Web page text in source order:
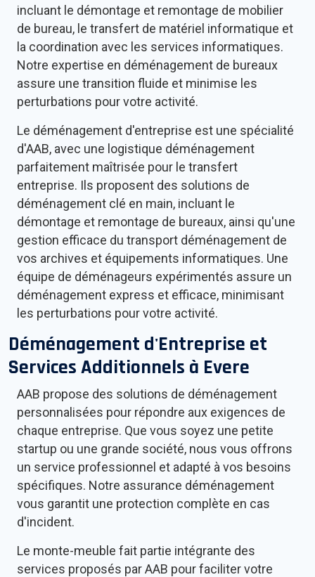
incluant le démontage et remontage de mobilier
de bureau, le transfert de matériel informatique et
la coordination avec les services informatiques.
Notre expertise en déménagement de bureaux
assure une transition fluide et minimise les
perturbations pour votre activité.
Le déménagement d'entreprise est une spécialité
d'AAB, avec une logistique déménagement
parfaitement maîtrisée pour le transfert
entreprise. Ils proposent des solutions de
déménagement clé en main, incluant le
démontage et remontage de bureaux, ainsi qu'une
gestion efficace du transport déménagement de
vos archives et équipements informatiques. Une
équipe de déménageurs expérimentés assure un
déménagement express et efficace, minimisant
les perturbations pour votre activité.
Déménagement d'Entreprise et
Services Additionnels à Evere
AAB propose des solutions de déménagement
personnalisées pour répondre aux exigences de
chaque entreprise. Que vous soyez une petite
startup ou une grande société, nous vous offrons
un service professionnel et adapté à vos besoins
spécifiques. Notre assurance déménagement
vous garantit une protection complète en cas
d'incident.
Le monte-meuble fait partie intégrante des
services proposés par AAB pour faciliter votre